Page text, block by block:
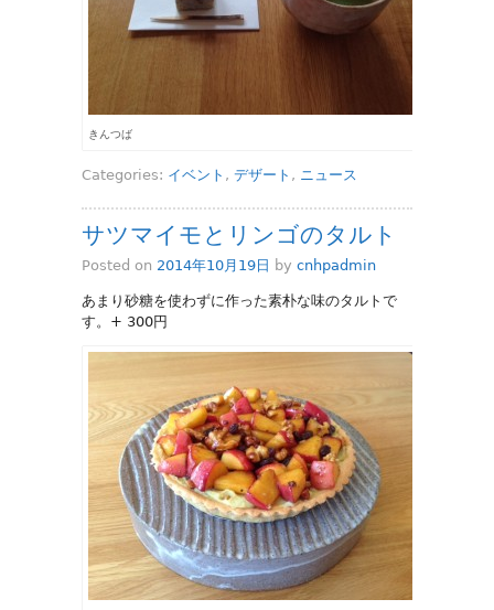
きんつば
Categories: イベント , デザート , ニュース
サツマイモとリンゴのタルト
Posted on 2014年10月19日 by cnhpadmin
あまり砂糖を使わずに作った素朴な味のタルトで
す。+ 300円